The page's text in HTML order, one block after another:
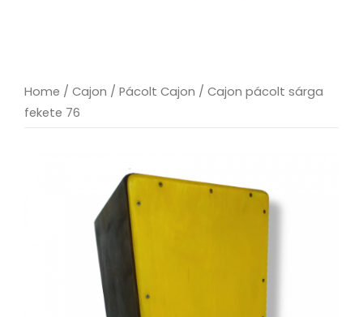
Home / Cajon / Pácolt Cajon / Cajon pácolt sárga
fekete 76